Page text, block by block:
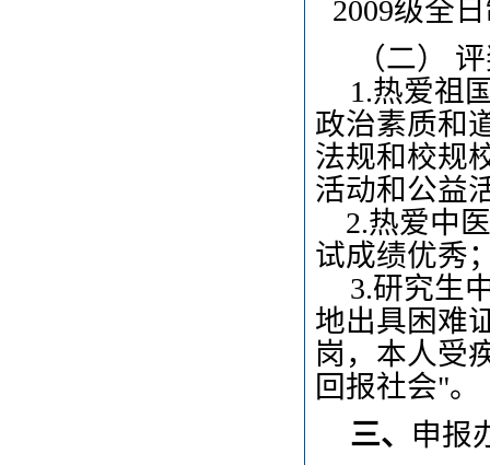
2009级全
（二）
1.热爱祖
政治素质和
法规和校规
活动和公益
2.热爱中
试成绩优秀
3.研究生
地出具困难
岗，本人受
回报社会"。
三、 申报